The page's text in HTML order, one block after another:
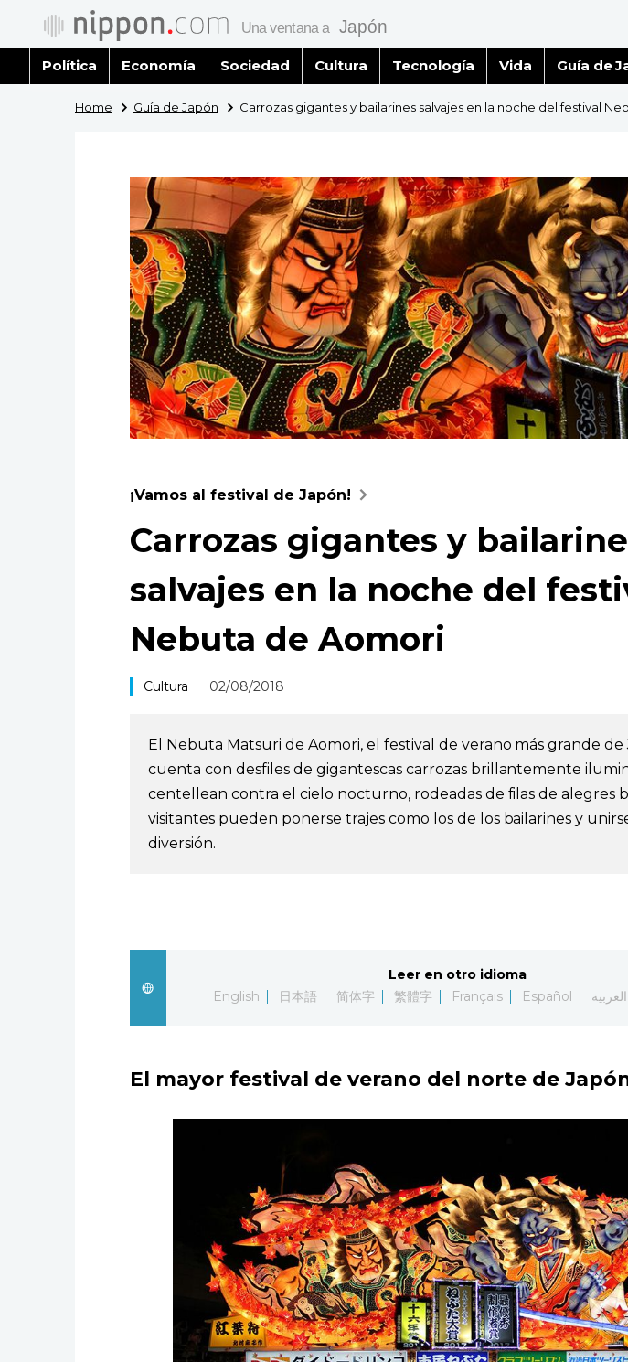
Política Economía Sociedad Cultura Tecnología Vida Guía de
Home Guía de Japón Carrozas gigantes y bailarines salvajes en la noche del festival
¡Vamos al festival de Japón!
Carrozas gigantes y
salvajes en la noche del
Nebuta de Aomori
Cultura 02/08/2018
El Nebuta Matsuri de Aomori, el festival de verano más grande de
cuenta con desfiles de gigantescas carrozas brillantemente
centellean contra el cielo nocturno, rodeadas de filas de alegres
visitantes pueden ponerse trajes como los de los bailarines y
diversión.
Leer en otro idioma
English
日本語 简体字 繁體字 Français Español العربية
El mayor festival de verano del norte de